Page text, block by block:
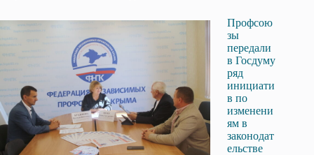
Профсою
зы
передали
в Госдуму
ряд
инициати
в по
изменени
ям в
законодат
ельстве